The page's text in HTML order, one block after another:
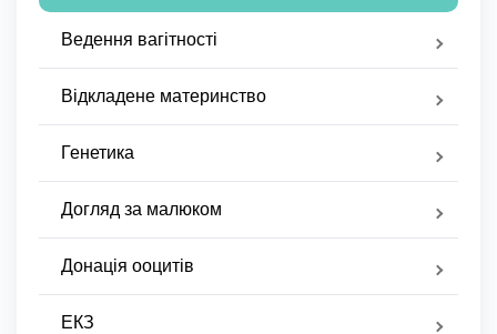
Ведення вагітності
Відкладене материнство
Генетика
Догляд за малюком
Донація ооцитів
ЕКЗ